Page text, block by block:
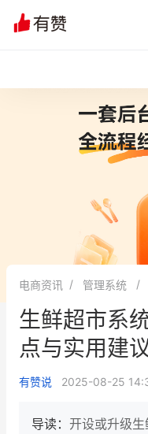
面对面聊增长
新零售大会
电商资讯 管理系统
生鲜超市系
点与实用建
有赞说 2025-08-25
导读： 开设或升级